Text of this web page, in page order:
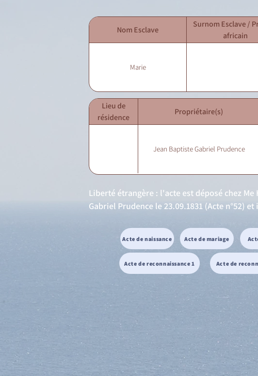
Nom Esclave
Surnom Esclave /
africain
Marie
Lieu de
résidence
Propriétaire(s)
Jean Baptiste Gabriel Prudence
Liberté étrangère : l'acte est déposé chez
Gabriel Prudence le 23.09.1831 (Acte n°52)
Acte de naissance Acte de mariage
Acte de reconnaissance 1 Acte de